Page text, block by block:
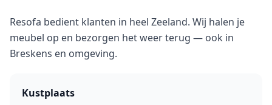
Resofa bedient klanten in heel Zeeland. Wij halen je
meubel op en bezorgen het weer terug — ook in
Breskens en omgeving.
Kustplaats